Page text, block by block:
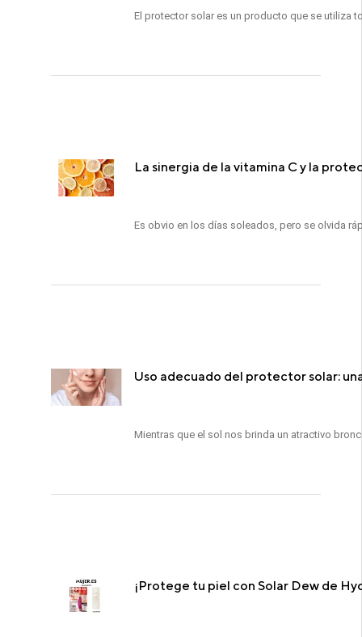
El protector solar es un producto que se utiliza
La sinergia de la vitamina C y la
Es obvio en los días soleados, pero se olvida
Uso adecuado del protector solar:
Mientras que el sol nos brinda un atractivo
¡Protege tu piel con Solar Dew de